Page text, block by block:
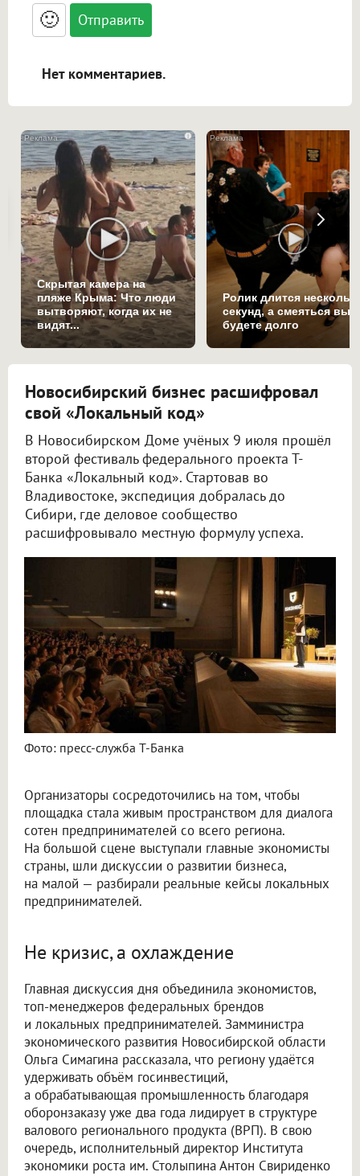
<blockquote>, <code> экранирует HTML,
адреса URL автоматически становятся
ссылками, и [img]адрес[/img] будет
🙂
Нет комментариев.
i
Скрытая камера на
пляже Крыма: Что люди
вытворяют, когда их не
видят...
Ролик длится
секунд, а смеяться вы
будете долго
Новосибирский бизнес расшифровал
свой «Локальный код»
В Новосибирском Доме учёных 9 июля прошёл
второй фестиваль федерального проекта Т-
Банка «Локальный код». Стартовав во
Владивостоке, экспедиция добралась до
Сибири, где деловое сообщество
расшифровывало местную формулу успеха.
Фото: пресс-служба Т-Банка
Организаторы сосредоточились на том, чтобы
площадка стала живым пространством для диалога
сотен предпринимателей со всего региона.
На большой сцене выступали главные экономисты
страны, шли дискуссии о развитии бизнеса,
на малой — разбирали реальные кейсы локальных
предпринимателей.
Не кризис, а охлаждение
Главная дискуссия дня объединила экономистов,
топ-менеджеров федеральных брендов
и локальных предпринимателей. Замминистра
экономического развития Новосибирской области
Ольга Симагина рассказала, что региону удаётся
удерживать объём госинвестиций,
а обрабатывающая промышленность благодаря
оборонзаказу уже два года лидирует в структуре
валового регионального продукта (ВРП). В свою
очередь, исполнительный директор Института
экономики роста им. Столыпина Антон Свириденко